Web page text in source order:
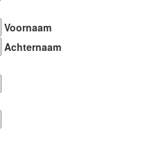
Voornaam
Achternaam